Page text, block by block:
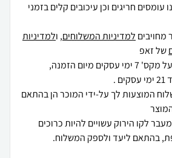
עומסים חריגים וכן עיכובים קלים בזמני
מחויבים למדיניות המשלוחים, ולמדיניות
של זאפ
מיום הזמנה,
.
המוצעות לך על-ידי המוכר הן בהתאם
לקו הירוק עשויים להיות כרוכים
בהתאם ליעד ולספק המשלוח.